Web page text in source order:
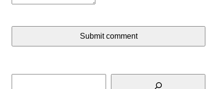
Submit comment
Tìm kiếm